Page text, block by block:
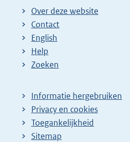
Over deze website
Contact
English
Help
Zoeken
Informatie hergebruiken
Privacy en cookies
Toegankelijkheid
Sitemap